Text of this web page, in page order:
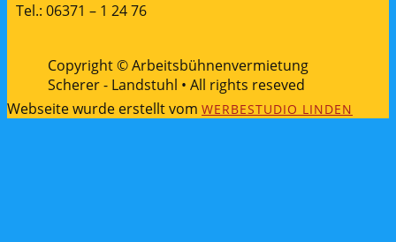
Tel.: 06371 – 1 24 76
Copyright © Arbeitsbühnenvermietung
Scherer - Landstuhl • All rights reseved
Webseite wurde erstellt vom WERBESTUDIO LINDEN